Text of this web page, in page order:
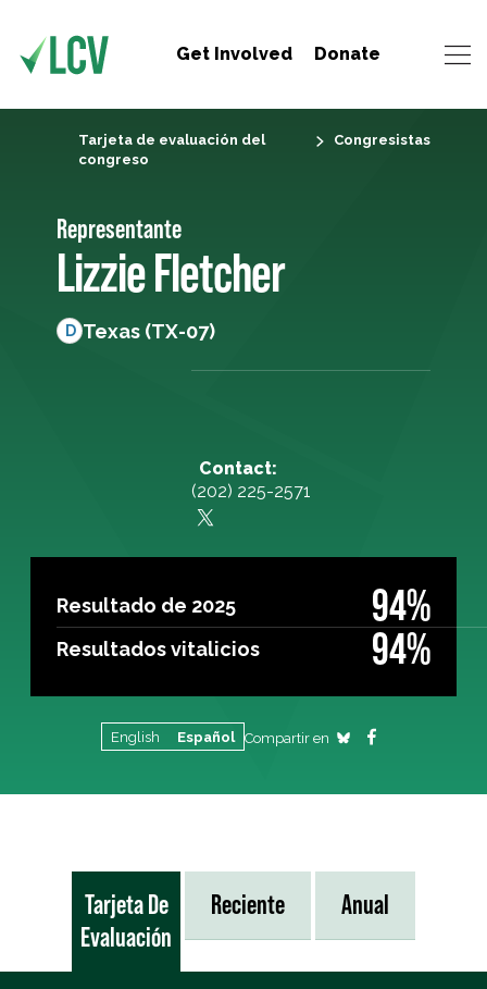
Get Involved Donate
Tarjeta de evaluación del
congreso
Congresistas
Representante
Lizzie Fletcher
D Texas (TX-07)
Contact:
(202) 225-2571
Resultado de 2025 94%
Resultados vitalicios 94%
English Español Compartir en
Tarjeta De
Evaluación
Reciente Anual